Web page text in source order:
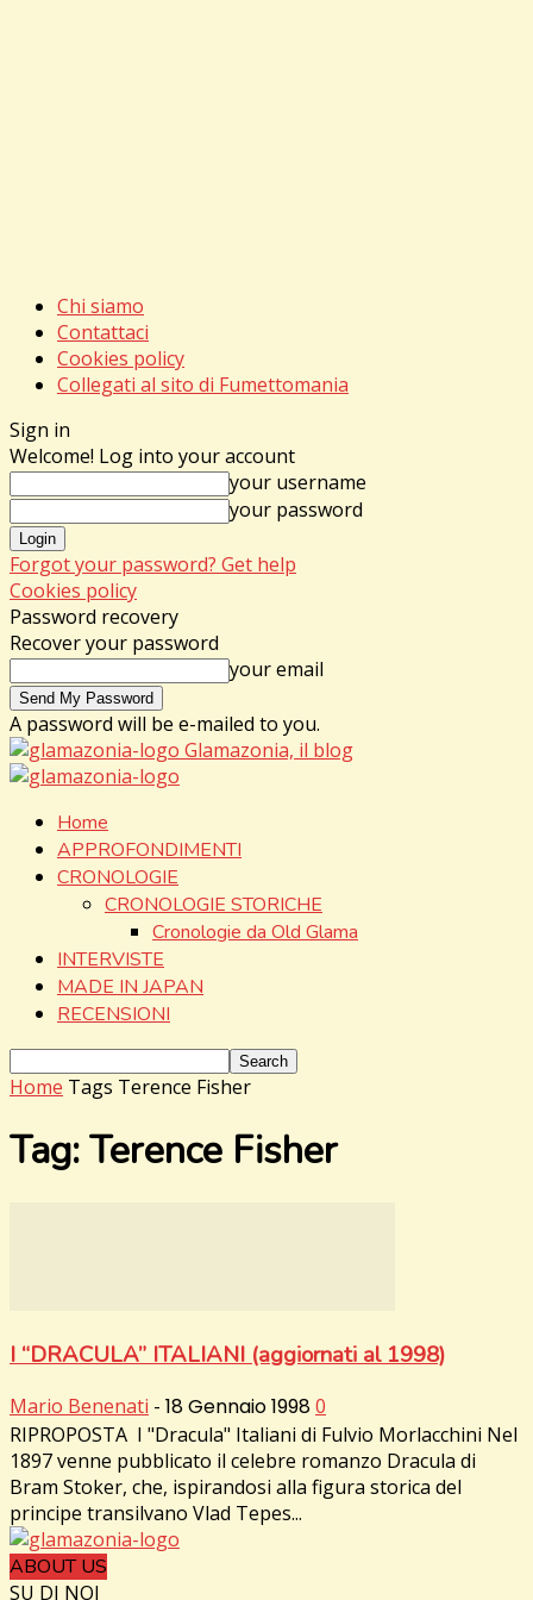
Chi siamo
Contattaci
Cookies policy
Collegati al sito di Fumettomania
Sign in
Welcome! Log into your account
your username
your password
Forgot your password? Get help
Cookies policy
Password recovery
Recover your password
your email
A password will be e-mailed to you.
Glamazonia, il blog
Home
APPROFONDIMENTI
CRONOLOGIE
CRONOLOGIE STORICHE
Cronologie da Old Glama
INTERVISTE
MADE IN JAPAN
RECENSIONI
Home Tags Terence Fisher
Tag: Terence Fisher
I “DRACULA” ITALIANI (aggiornati al 1998)
Mario Benenati - 18 Gennaio 19980
RIPROPOSTA I "Dracula" Italiani di Fulvio Morlacchini Nel
1897 venne pubblicato il celebre romanzo Dracula di
Bram Stoker, che, ispirandosi alla figura storica del
principe transilvano Vlad Tepes...
ABOUT US
SU DI NOI